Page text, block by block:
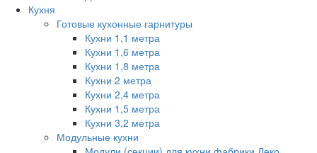
Кухня
Готовые кухонные гарнитуры
Кухни 1,1 метра
Кухни 1,6 метра
Кухни 1,8 метра
Кухни 2 метра
Кухни 2,4 метра
Кухни 1,5 метра
Кухни 3,2 метра
Модульные кухни